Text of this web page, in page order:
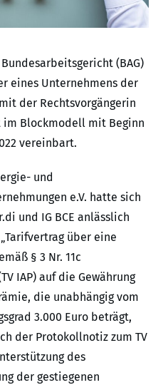
(BAG)
eines Unternehmens der
der Rechtsvorgängerin
Blockmodell mit Beginn
vereinbart.
und
e.V. hatte sich
und IG BCE anlässlich
über eine
§ 3 Nr. 11c
IAP) auf die Gewährung
die unabhängig vom
3.000 Euro beträgt,
der Protokollnotiz zum TV
des
der gestiegenen